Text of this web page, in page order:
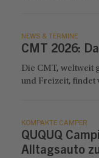
NEWS & TERMINE
CMT 2026:
Die CMT, weltweit
und Freizeit, findet
KOMPAKTE CAMPER
QUQUQ
Alltagsauto